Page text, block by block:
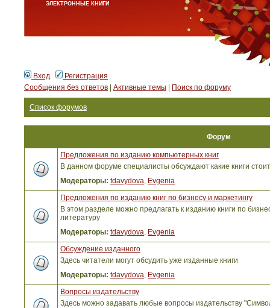
ЭЛЕКТРОННЫЕ КНИГИ
Вход
Регистрация
Сообщения без ответов
Активные темы Поиск по форуму
Список форумов
Форум
Предложения по изданию компьютерных книг
В данном форуме специалисты обсуждают какие книги
Модераторы: tdavydova, Evgenia
Предложения по изданию книг по бизнесу и маркетингу
В этом разделе можно предлагать к изданию книги по
литературу
Модераторы: tdavydova, Evgenia
Обсуждение изданного
Здесь читатели могут обсудить уже изданные книги
Модераторы: tdavydova, Evgenia
Вопросы издательству
Здесь можно задавать любые вопросы издательству